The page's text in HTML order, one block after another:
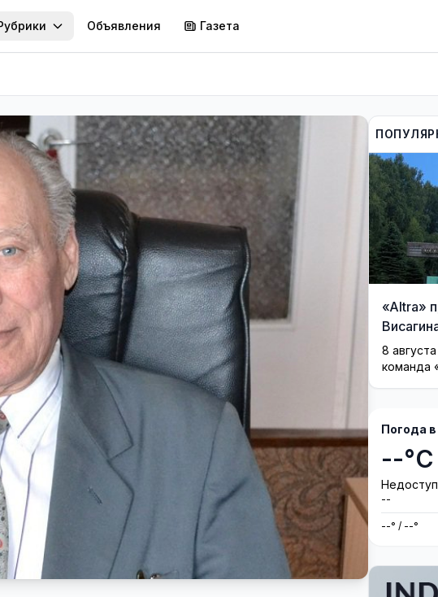
Объявления Газета
«Altra»
8
команда
Погода
--°C
--
--° / --°